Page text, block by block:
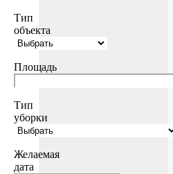
Тип
объекта
Площадь
Тип
уборки
Желаемая
дата